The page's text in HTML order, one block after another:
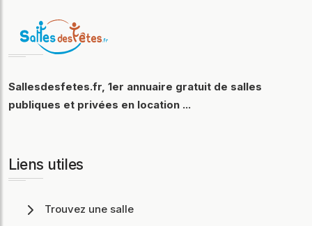
Sallesdesfetes.fr, 1er annuaire gratuit de salles
publiques et privées en location ...
Liens utiles
Trouvez une salle